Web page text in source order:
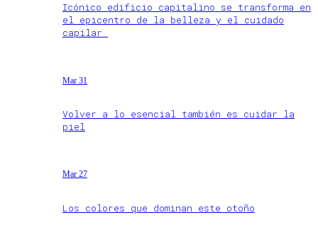
Icónico edificio capitalino se transforma en
el epicentro de la belleza y el cuidado
capilar
Mar 31
Volver a lo esencial también es cuidar la
piel
Mar 27
Los colores que dominan este otoño